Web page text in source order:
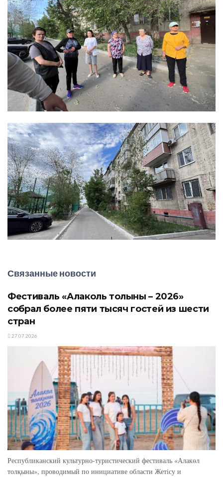
Связанные новости
Фестиваль «Алаколь толқыны – 2026»
собрал более пяти тысяч гостей из шести
стран
27.07.2026
Республиканский культурно-туристический фестиваль «Алакөл
толқыны», проводимый по инициативе области Жетісу и